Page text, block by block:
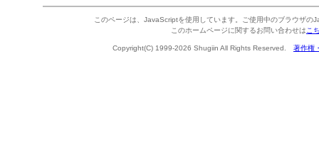
このページは、JavaScriptを使用しています。ご使用中のブラウザの
このホームページに関するお問い合わせは こ
Copyright(C) 1999-2026 Shugiin All Rights Reserved. 著作権